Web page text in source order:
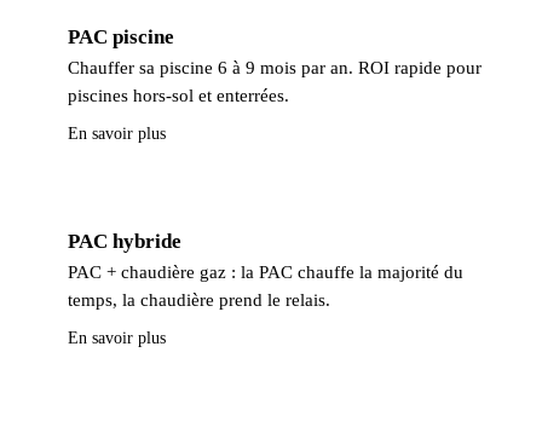
PAC piscine
Chauffer sa piscine 6 à 9 mois par an. ROI rapide pour
piscines hors-sol et enterrées.
En savoir plus
PAC hybride
PAC + chaudière gaz : la PAC chauffe la majorité du
temps, la chaudière prend le relais.
En savoir plus